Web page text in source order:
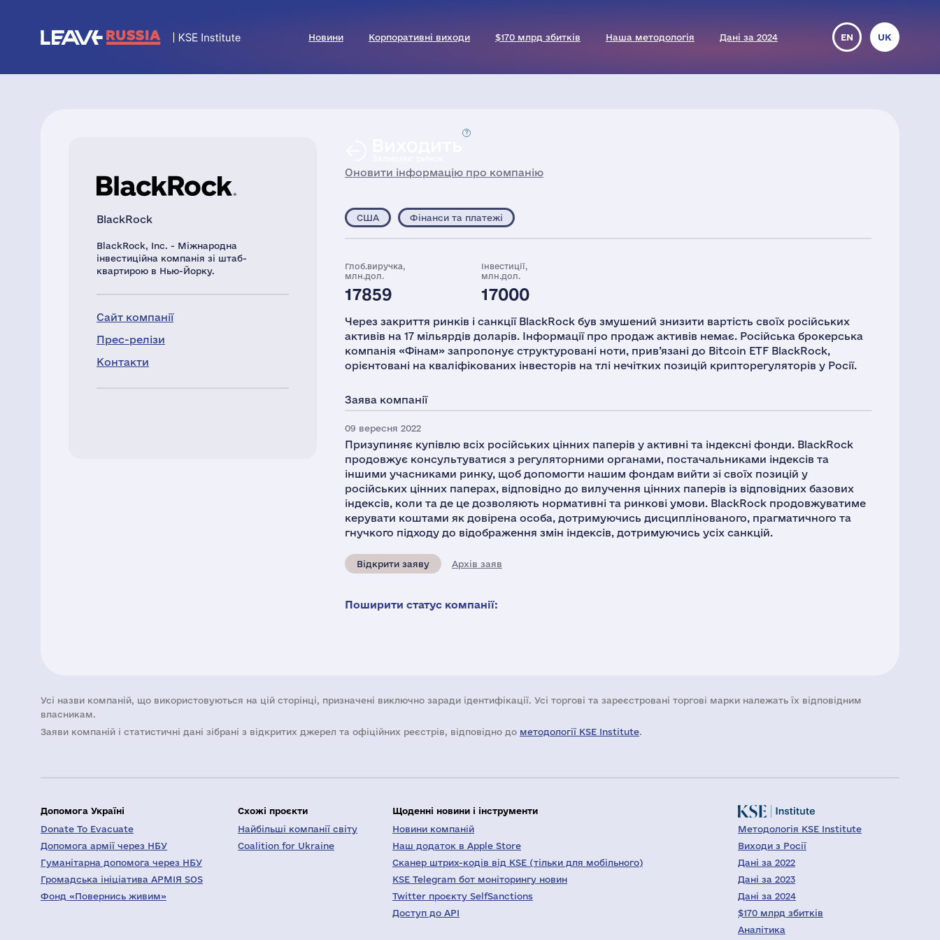
Новини Корпоративні виходи $170 млрд збитків Наша методологія Дані за 2024 EN UK
BlackRock
BlackRock, Inc. - Міжнародна
інвестиційна компанія зі штаб-
квартирою в Нью-Йорку.
Сайт компанії
Прес-релізи
Контакти
Оновити інформацію про компанію
США Фінанси та платежі
Глоб.виручка,
млн.дол.
17859
Інвестиції,
млн.дол.
17000
Через закриття ринків і санкції BlackRock був змушений знизити вартість своїх російських
активів на 17 мільярдів доларів. Інформації про продаж активів немає. Російська брокерська
компанія «Фінам» запропонує структуровані ноти, прив’язані до Bitcoin ETF BlackRock,
орієнтовані на кваліфікованих інвесторів на тлі нечітких позицій крипторегуляторів у Росії.
Заява компанії
09 вересня 2022
Призупиняє купівлю всіх російських цінних паперів у активні та індексні фонди. BlackRock
продовжує консультуватися з регуляторними органами, постачальниками індексів та
іншими учасниками ринку, щоб допомогти нашим фондам вийти зі своїх позицій у
російських цінних паперах, відповідно до вилучення цінних паперів із відповідних базових
індексів, коли та де це дозволяють нормативні та ринкові умови. BlackRock продовжуватиме
керувати коштами як довірена особа, дотримуючись дисциплінованого, прагматичного та
гнучкого підходу до відображення змін індексів, дотримуючись усіх санкцій.
Відкрити заяву Архів заяв
Поширити статус компанії:
Усі назви компаній, що використовуються на цій сторінці, призначені виключно заради ідентифікації. Усі торгові та зареєстровані торгові марки належать їх відповідним
власникам.
Заяви компаній i статистичні дані зібрані з відкритих джерел та офіційних реєстрів, відповідно до методології KSE Institute.
Допомога Україні
Donate To Evacuate
Допомога армії через НБУ
Гуманітарна допомога через НБУ
Громадська ініціатива АРМІЯ SOS
Фонд «Повернись живим»
Схожі проєкти
Найбільші компанії світу
Coalition for Ukraine
Щоденні новини і інструменти
Новини компаній
Наш додаток в Apple Store
Сканер штрих-кодів від KSE (тільки для мобільного)
KSE Telegram бот моніторингу новин
Twitter проєкту SelfSanctions
Доступ до API
Методологія KSE Institute
Виходи з Росії
Дані за 2022
Дані за 2023
Дані за 2024
$170 млрд збитків
Аналітика